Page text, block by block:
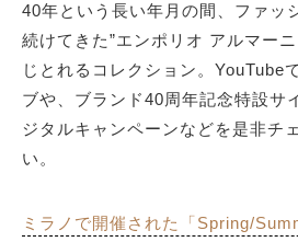
40年という長い年月の間、ファッ
続けてきた”エンポリオ アルマー
じとれるコレクション。YouTube
ブや、ブランド40周年記念特設サ
ジタルキャンペーンなどを是非チ
い。
ミラノで開催された「Spring/